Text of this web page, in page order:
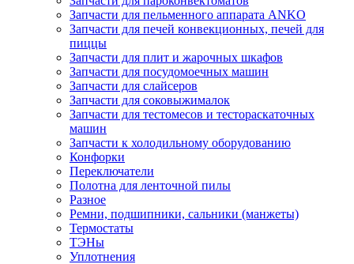
Запчасти для пельменного аппарата ANKO
Запчасти для печей конвекционных, печей для
пиццы
Запчасти для плит и жарочных шкафов
Запчасти для посудомоечных машин
Запчасти для слайсеров
Запчасти для соковыжималок
Запчасти для тестомесов и тестораскаточных
машин
Запчасти к холодильному оборудованию
Конфорки
Переключатели
Полотна для ленточной пилы
Разное
Ремни, подшипники, сальники (манжеты)
Термостаты
ТЭНы
Уплотнения